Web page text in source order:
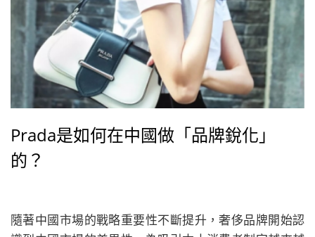
Prada是如何在中國做「品牌銳化」
的？
隨著中國市場的戰略重要性不斷提升，奢侈品牌開始認